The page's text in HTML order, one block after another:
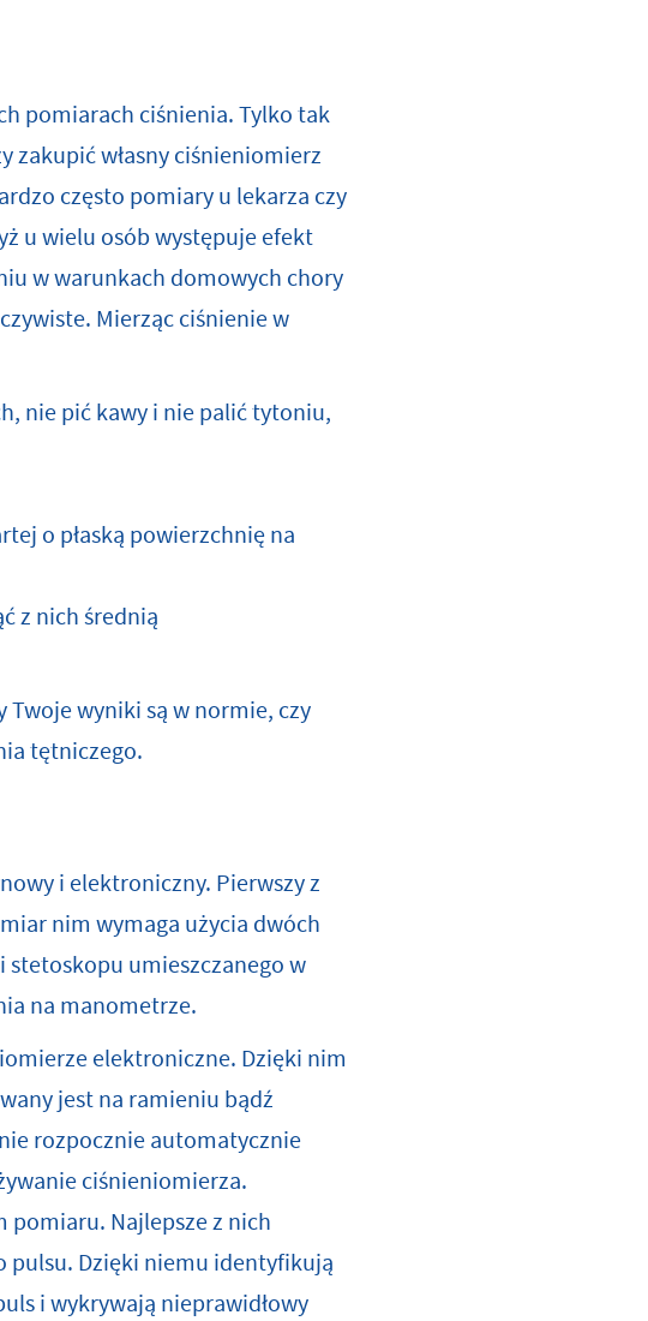
pomiarach ciśnienia. Tylko tak
zakupić własny ciśnieniomierz
często pomiary u lekarza czy
u wielu osób występuje efekt
w warunkach domowych chory
Mierząc ciśnienie w
nie pić kawy i nie palić tytoniu,
o płaską powierzchnię na
z nich średnią
Twoje wyniki są w normie, czy
tętniczego.
i elektroniczny. Pierwszy z
nim wymaga użycia dwóch
stetoskopu umieszczanego w
na manometrze.
elektroniczne. Dzięki nim
jest na ramieniu bądź
rozpocznie automatycznie
ciśnieniomierza.
pomiaru. Najlepsze z nich
pulsu. Dzięki niemu identyfikują
i wykrywają nieprawidłowy